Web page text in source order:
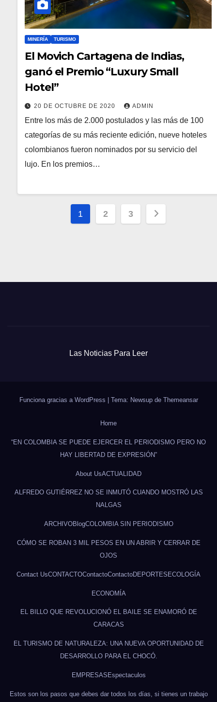
MINERÍA TURISMO
El Movich Cartagena de Indias,
ganó el Premio “Luxury Small
Hotel”
20 DE OCTUBRE DE 2020 ADMIN
Entre los más de 2.000 postulados y las más de 100
categorías de su más reciente edición, nueve hoteles
colombianos fueron nominados por su servicio del
lujo. En los premios…
Paginación
1 2 3
Las Noticias Para Leer
Funciona gracias a WordPress | Tema: Newsup de Themeansar
Home
“EN COLOMBIA SE PUEDE EJERCER EL PERIODISMO PERO NO
HAY LIBERTAD DE EXPRESIÓN”
About UsACTUALIDAD
ALFREDO GUTIÉRREZ NO SE INMUTÓ CUANDO MOSTRÓ LAS
NALGAS
ARCHIVOBlogCOLOMBIA SIN PERIODISMO
CÓMO SE ROBAN 3 MIL PESOS EN UN ABRIR Y CERRAR DE
OJOS
Contact UsCONTACTOContactoContactoDEPORTESECOLOGÍA
ECONOMÍA
EL BILLO QUE REVOLUCIONÓ EL BAILE SE ENAMORÓ DE
CARACAS
EL TURISMO DE NATURALEZA: UNA NUEVA OPORTUNIDAD DE
DESARROLLO PARA EL CHOCÓ.
EMPRESAS Espectaculos
Estos son los pasos que debes dar todos los días, si tienes un trabajo